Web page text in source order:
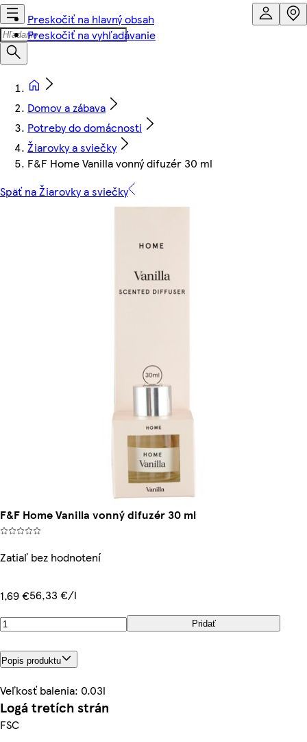
Preskočiť na hlavný obsah
Preskočiť na vyhľadávanie
Domov a zábava
Potreby do domácnosti
Žiarovky a sviečky
F&F Home Vanilla vonný difuzér 30 ml
Späť na Žiarovky a sviečky
F&F Home Vanilla vonný difuzér 30 ml
Zatiaľ bez hodnotení
1,69 €56,33 €/l
Pridať
Popis produktu
Veľkosť balenia: 0.03l
Logá tretích strán
FSC